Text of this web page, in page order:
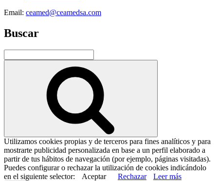
Email: ceamed@ceamedsa.com
Buscar
por:
Utilizamos cookies propias y de terceros para fines analíticos y para
mostrarte publicidad personalizada en base a un perfil elaborado a
partir de tus hábitos de navegación (por ejemplo, páginas visitadas).
Puedes configurar o rechazar la utilización de cookies indicándolo
en el siguiente selector:
Aceptar Rechazar Leer más